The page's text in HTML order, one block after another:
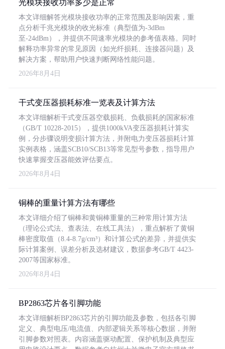
光模块接收功率多少是正常
本文详细解答光模块接收功率的正常范围及影响因素，重
点分析千兆光模块的收光标准（典型值为-3dBm
至-24dBm），并提供不同速率光模块的参考值表格。同时
解释功率异常的常见原因（如光纤损耗、连接器问题）及
解决方案，帮助用户快速判断网络性能问题。
2026年8月4日
干式变压器损耗标准一览表及计算方法
本文详细解析干式变压器空载损耗、负载损耗的国家标准
（GB/T 10228-2015），提供1000kVA变压器损耗计算实
例，分步骤说明变损计算方法，并附电力变压器损耗计算
实例表格，涵盖SCB10/SCB13等常见型号参数，指导用户
快速掌握变压器能效评估要点。
2026年8月4日
铜棒的重量计算方法有哪些
本文详细介绍了铜棒和黄铜棒重量的三种常用计算方法
（理论公式法、查表法、在线工具法），重点解析了黄铜
棒密度取值（8.4-8.7g/cm³）和计算公式的差异，并提供实
际计算案例、误差分析及选材建议，数据参考GB/T 4423-
2007等国家标准。
2026年8月4日
BP2863芯片各引脚功能
本文详细解析BP2863芯片的引脚功能及参数，包括各引脚
定义、典型电压/电流值、内部逻辑关系等核心数据，并附
引脚参数对照表。内容涵盖驱动配置、保护机制及典型应